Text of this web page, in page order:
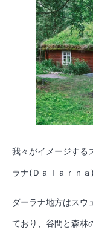
我々がイメージする
ラナ(Ｄａｌａｒｎａ
ダーラナ地方はスウ
ており、谷間と森林